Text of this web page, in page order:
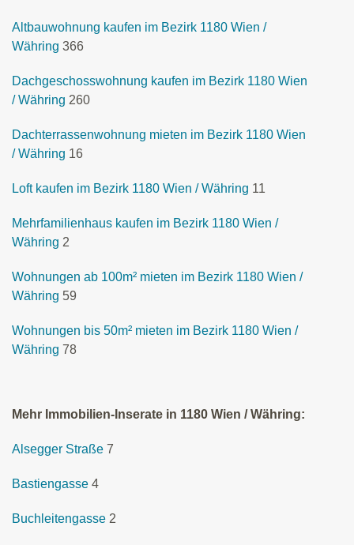
Altbauwohnung kaufen im Bezirk 1180 Wien /
Währing 366
Dachgeschosswohnung kaufen im Bezirk 1180 Wien
/ Währing 260
Dachterrassenwohnung mieten im Bezirk 1180 Wien
/ Währing 16
Loft kaufen im Bezirk 1180 Wien / Währing 11
Mehrfamilienhaus kaufen im Bezirk 1180 Wien /
Währing 2
Wohnungen ab 100m² mieten im Bezirk 1180 Wien /
Währing 59
Wohnungen bis 50m² mieten im Bezirk 1180 Wien /
Währing 78
Mehr Immobilien-Inserate in 1180 Wien / Währing:
Alsegger Straße 7
Bastiengasse 4
Buchleitengasse 2